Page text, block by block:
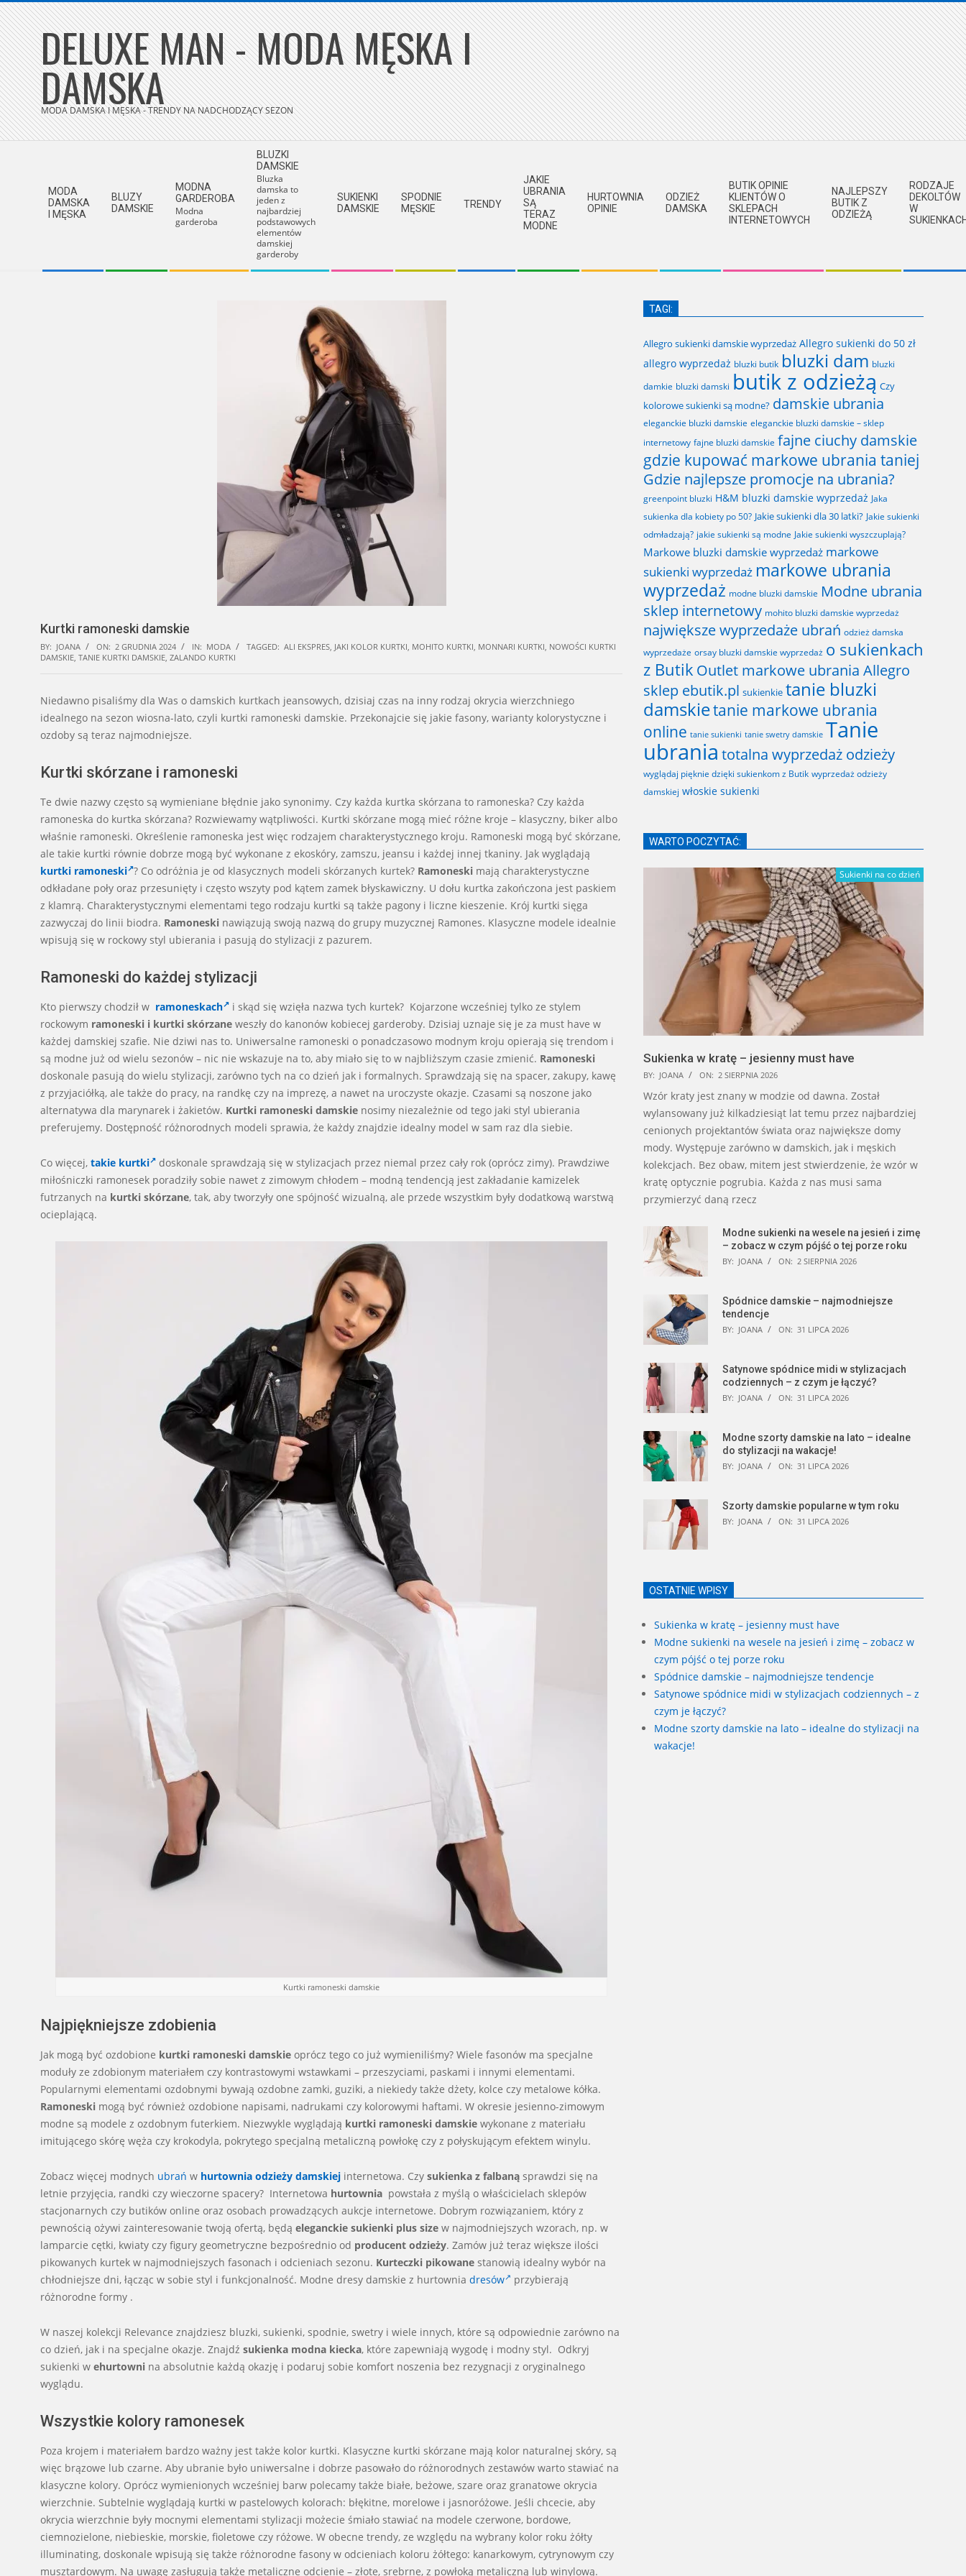
Skip
to
content DELUXE MAN - MODA MĘSKA I
DAMSKA
MODA DAMSKA I MĘSKA - TRENDY NA NADCHODZĄCY SEZON
MODA
DAMSKA
I MĘSKA
BLUZY
DAMSKIE
MODNA
GARDEROBA
Modna
garderoba
BLUZKI
DAMSKIE
Bluzka
damska to
jeden z
najbardziej
podstawowych
elementów
damskiej
garderoby
SUKIENKI
DAMSKIE
SPODNIE
MĘSKIE
TRENDY
JAKIE
UBRANIA
SĄ
TERAZ
MODNE
HURTOWNIA
OPINIE
ODZIEŻ
DAMSKA
BUTIK OPINIE
KLIENTÓW O
SKLEPACH
INTERNETOWYCH
NAJLEPSZY
BUTIK Z
ODZIEŻĄ
RODZAJE
DEKOLTÓW
W
Kurtki ramoneski damskie
BY: JOANA ON: 2 GRUDNIA 2024 IN: MODA TAGGED: ALI EKSPRES, JAKI KOLOR KURTKI, MOHITO KURTKI, MONNARI KURTKI, NOWOŚCI KURTKI
DAMSKIE, TANIE KURTKI DAMSKIE, ZALANDO KURTKI
Niedawno pisaliśmy dla Was o damskich kurtkach jeansowych, dzisiaj czas na inny rodzaj okrycia wierzchniego
idealnego na sezon wiosna-lato, czyli kurtki ramoneski damskie. Przekonajcie się jakie fasony, warianty kolorystyczne i
ozdoby są teraz najmodniejsze.
Kurtki skórzane i ramoneski
Te dwie nazwy często są wymieniane błędnie jako synonimy. Czy każda kurtka skórzana to ramoneska? Czy każda
ramoneska do kurtka skórzana? Rozwiewamy wątpliwości. Kurtki skórzane mogą mieć różne kroje – klasyczny, biker albo
właśnie ramoneski. Określenie ramoneska jest więc rodzajem charakterystycznego kroju. Ramoneski mogą być skórzane,
ale takie kurtki równie dobrze mogą być wykonane z ekoskóry, zamszu, jeansu i każdej innej tkaniny. Jak wyglądają
kurtki ramoneski ? Co odróżnia je od klasycznych modeli skórzanych kurtek? Ramoneski mają charakterystyczne
odkładane poły oraz przesunięty i często wszyty pod kątem zamek błyskawiczny. U dołu kurtka zakończona jest paskiem
z klamrą. Charakterystycznymi elementami tego rodzaju kurtki są także pagony i liczne kieszenie. Krój kurtki sięga
zazwyczaj do linii biodra. Ramoneski nawiązują swoją nazwą do grupy muzycznej Ramones. Klasyczne modele idealnie
wpisują się w rockowy styl ubierania i pasują do stylizacji z pazurem.
Ramoneski do każdej stylizacji
Kto pierwszy chodził w ramoneskach
i skąd się wzięła nazwa tych kurtek? Kojarzone wcześniej tylko ze stylem
rockowym ramoneski i kurtki skórzane weszły do kanonów kobiecej garderoby. Dzisiaj uznaje się je za must have w
każdej damskiej szafie. Nie dziwi nas to. Uniwersalne ramoneski o ponadczasowo modnym kroju opierają się trendom i
są modne już od wielu sezonów – nic nie wskazuje na to, aby miało się to w najbliższym czasie zmienić. Ramoneski
doskonale pasują do wielu stylizacji, zarówno tych na co dzień jak i formalnych. Sprawdzają się na spacer, zakupy, kawę
z przyjaciółką, ale także do pracy, na randkę czy na imprezę, a nawet na uroczyste okazje. Czasami są noszone jako
alternatywa dla marynarek i żakietów. Kurtki ramoneski damskie nosimy niezależnie od tego jaki styl ubierania
preferujemy. Dostępność różnorodnych modeli sprawia, że każdy znajdzie idealny model w sam raz dla siebie.
Co więcej, takie kurtki
doskonale sprawdzają się w stylizacjach przez niemal przez cały rok (oprócz zimy). Prawdziwe
miłośniczki ramonesek poradziły sobie nawet z zimowym chłodem – modną tendencją jest zakładanie kamizelek
futrzanych na kurtki skórzane, tak, aby tworzyły one spójność wizualną, ale przede wszystkim były dodatkową warstwą
ocieplającą.
Kurtki ramoneski damskie
Najpiękniejsze zdobienia
Jak mogą być ozdobione kurtki ramoneski damskie oprócz tego co już wymieniliśmy? Wiele fasonów ma specjalne
moduły ze zdobionym materiałem czy kontrastowymi wstawkami – przeszyciami, paskami i innymi elementami.
Popularnymi elementami ozdobnymi bywają ozdobne zamki, guziki, a niekiedy także dżety, kolce czy metalowe kółka.
Ramoneski mogą być również ozdobione napisami, nadrukami czy kolorowymi haftami. W okresie jesienno-zimowym
modne są modele z ozdobnym futerkiem. Niezwykle wyglądają kurtki ramoneski damskie wykonane z materiału
imitującego skórę węża czy krokodyla, pokrytego specjalną metaliczną powłokę czy z połyskującym efektem winylu.
Zobacz więcej modnych ubrań w hurtownia odzieży damskiej internetowa. Czy sukienka z falbaną sprawdzi się na
letnie przyjęcia, randki czy wieczorne spacery? Internetowa hurtownia powstała z myślą o właścicielach sklepów
stacjonarnych czy butików online oraz osobach prowadzących aukcje internetowe. Dobrym rozwiązaniem, który z
pewnością ożywi zainteresowanie twoją ofertą, będą eleganckie sukienki plus size w najmodniejszych wzorach, np. w
lamparcie cętki, kwiaty czy figury geometryczne bezpośrednio od producent odzieży. Zamów już teraz większe ilości
pikowanych kurtek w najmodniejszych fasonach i odcieniach sezonu. Kurteczki pikowane stanowią idealny wybór na
chłodniejsze dni, łącząc w sobie styl i funkcjonalność. Modne dresy damskie z hurtownia dresów
przybierają
różnorodne formy .
W naszej kolekcji Relevance znajdziesz bluzki, sukienki, spodnie, swetry i wiele innych, które są odpowiednie zarówno na
co dzień, jak i na specjalne okazje. Znajdź sukienka modna kiecka, które zapewniają wygodę i modny styl. Odkryj
sukienki w ehurtowni na absolutnie każdą okazję i podaruj sobie komfort noszenia bez rezygnacji z oryginalnego
wyglądu.
Wszystkie kolory ramonesek
Poza krojem i materiałem bardzo ważny jest także kolor kurtki. Klasyczne kurtki skórzane mają kolor naturalnej skóry, są
więc brązowe lub czarne. Aby ubranie było uniwersalne i dobrze pasowało do różnorodnych zestawów warto stawiać na
klasyczne kolory. Oprócz wymienionych wcześniej barw polecamy także białe, beżowe, szare oraz granatowe okrycia
wierzchnie. Subtelnie wyglądają kurtki w pastelowych kolorach: błękitne, morelowe i jasnoróżowe. Jeśli chcecie, aby
okrycia wierzchnie były mocnymi elementami stylizacji możecie śmiało stawiać na modele czerwone, bordowe,
ciemnozielone, niebieskie, morskie, fioletowe czy różowe. W obecne trendy, ze względu na wybrany kolor roku żółty
illuminating, doskonale wpisują się także różnorodne fasony w odcieniach koloru żółtego: kanarkowym, cytrynowym czy
musztardowym. Na uwagę zasługują także metaliczne odcienie – złote, srebrne, z powłoką metaliczną lub winylową.
TAGI:
Allegro sukienki damskie wyprzedaż Allegro sukienki do 50 zł
allegro wyprzedaż bluzki butik bluzki dam bluzki
damkie bluzki damski butik z odzieżą Czy
kolorowe sukienki są modne? damskie ubrania
eleganckie bluzki damskie eleganckie bluzki damskie – sklep
internetowy fajne bluzki damskie fajne ciuchy damskie
gdzie kupować markowe ubrania taniej
Gdzie najlepsze promocje na ubrania?
greenpoint bluzki H&M bluzki damskie wyprzedaż Jaka
sukienka dla kobiety po 50? Jakie sukienki dla 30 latki? Jakie sukienki
odmładzają? jakie sukienki są modne Jakie sukienki wyszczuplają?
Markowe bluzki damskie wyprzedaż markowe
sukienki wyprzedaż markowe ubrania
wyprzedaż modne bluzki damskie Modne ubrania
sklep internetowy mohito bluzki damskie wyprzedaż
największe wyprzedaże ubrań odzież damska
wyprzedaże orsay bluzki damskie wyprzedaż o sukienkach
z Butik Outlet markowe ubrania Allegro
sklep ebutik.pl sukienkie tanie bluzki
damskietanie markowe ubrania
online tanie sukienki tanie swetry damskie Tanie
ubrania totalna wyprzedaż odzieży
wyglądaj pięknie dzięki sukienkom z Butik wyprzedaż odzieży
damskiej włoskie sukienki
WARTO POCZYTAĆ:
Sukienki na co dzień
Sukienka w kratę – jesienny must have
BY: JOANA ON: 2 SIERPNIA 2026
Wzór kraty jest znany w modzie od dawna. Został
wylansowany już kilkadziesiąt lat temu przez najbardziej
cenionych projektantów świata oraz największe domy
mody. Występuje zarówno w damskich, jak i męskich
kolekcjach. Bez obaw, mitem jest stwierdzenie, że wzór w
kratę optycznie pogrubia. Każda z nas musi sama
przymierzyć daną rzecz
Modne sukienki na wesele na jesień i zimę
– zobacz w czym pójść o tej porze roku
BY: JOANA ON: 2 SIERPNIA 2026
Spódnice damskie – najmodniejsze
tendencje
BY: JOANA ON: 31 LIPCA 2026
Satynowe spódnice midi w stylizacjach
codziennych – z czym je łączyć?
BY: JOANA ON: 31 LIPCA 2026
Modne szorty damskie na lato – idealne
do stylizacji na wakacje!
BY: JOANA ON: 31 LIPCA 2026
Szorty damskie popularne w tym roku
BY: JOANA ON: 31 LIPCA 2026
OSTATNIE WPISY
Sukienka w kratę – jesienny must have
Modne sukienki na wesele na jesień i zimę – zobacz w
czym pójść o tej porze roku
Spódnice damskie – najmodniejsze tendencje
Satynowe spódnice midi w stylizacjach codziennych – z
czym je łączyć?
Modne szorty damskie na lato – idealne do stylizacji na
wakacje!